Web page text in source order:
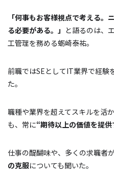
「何事もお客様視点で考える。
る必要がある。」 と語るのは、
工管理を務める蛎崎泰祐。
前職ではSEとしてIT業界で経験
た。
職種や業界を超えてスキルを活
も、常に“期待以上の価値を提
仕事の醍醐味や、多くの求職者
の克服についても聞いた。